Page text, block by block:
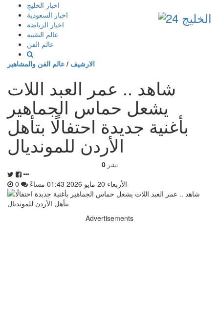
إذهب
المحتوى
اخبار الخليج
اخبار السعودية
اخبار الرياضة
عالم التقنية
عالم الفن
الارشيف / عالم الفن والمشاهير
شاهد .. عمر العبد اللات
يشعل حماس الجماهير
بأغنية جديدة احتفالًا بتأهل
الأردن للمونديال
0 نشر
الأربعاء 20 مايو 2026 01:43 مساءً
Advertisements